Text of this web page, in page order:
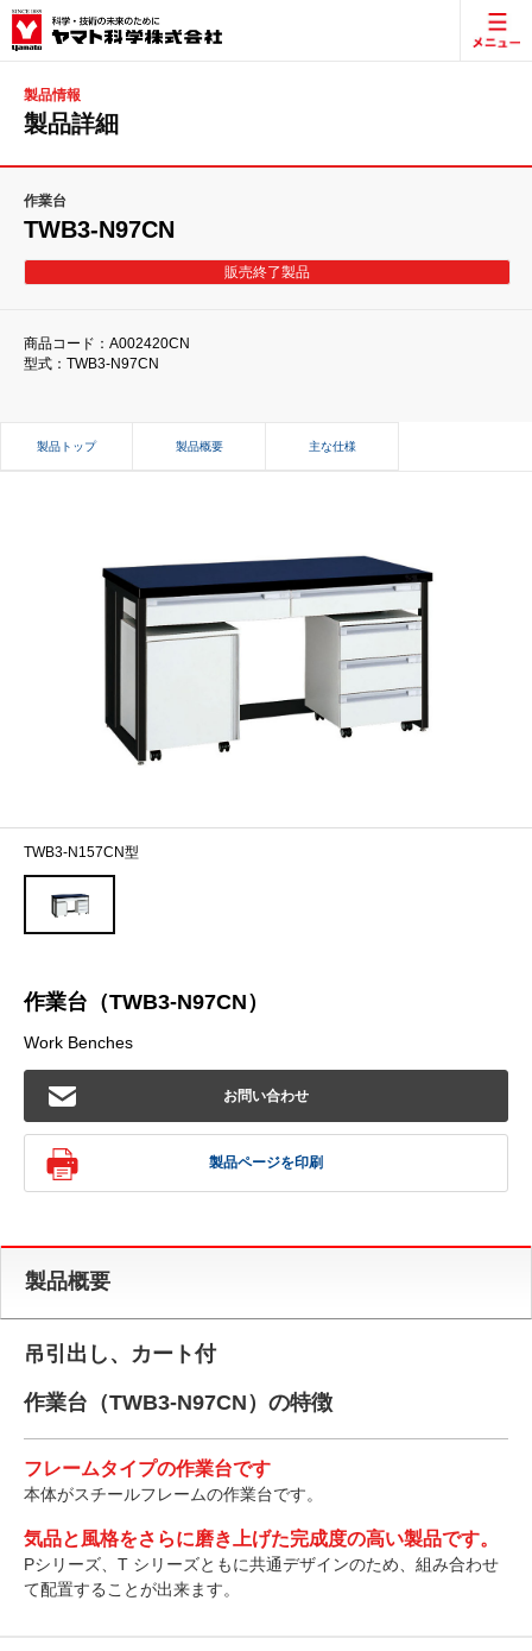
製品情報
製品詳細
作業台
TWB3-N97CN
販売終了製品
商品コード：A002420CN
型式：TWB3-N97CN
製品トップ 製品概要 主な仕様
TWB3-N157CN型
作業台（TWB3-N97CN）
Work Benches
お問い合わせ
製品ページを印刷
製品概要
吊引出し、カート付
作業台（TWB3-N97CN）の特徴
フレームタイプの作業台です
本体がスチールフレームの作業台です。
気品と風格をさらに磨き上げた完成度の高い製品です。
Pシリーズ、T シリーズともに共通デザインのため、組み合わせ
て配置することが出来ます。